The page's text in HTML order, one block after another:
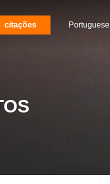
citações Portuguese